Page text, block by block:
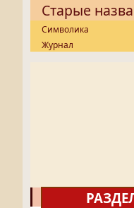
Старые
Символика
Журнал